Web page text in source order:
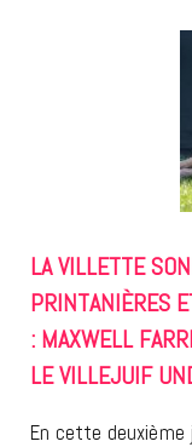
LA VILLETTE
PRINTANIÈRES
: MAXWELL
LE VILLEJUIF
En cette deuxième